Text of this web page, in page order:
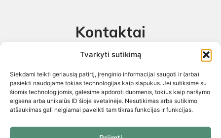
Tvarkyti sutikimą
Siekdami teikti geriausią patirtį, įrenginio informacijai saugoti ir (arba)
pasiekti naudojame tokias technologijas kaip slapukus. Jei sutiksime su
šiomis technologijomis, galėsime apdoroti duomenis, tokius kaip naršymo
elgsena arba unikalūs ID šioje svetainėje. Nesutikimas arba sutikimo
atšaukimas gali neigiamai paveikti tam tikras funkcijas ir funkcijas.
Kontaktai
pagalba@baldustilius.lt
I-V : 10:00 iki 16:00